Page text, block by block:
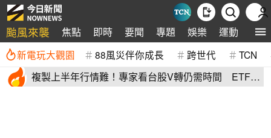
颱風來襲 焦點 即時 要聞 專題 娛樂 運動 全球
新電玩大觀園 88風災伴你成長 跨世代 TCN
複製上半年行情難！專家看台股V轉仍需時間 ETF這